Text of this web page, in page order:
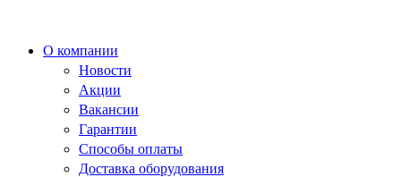
О компании
Новости
Акции
Вакансии
Гарантии
Способы оплаты
Доставка оборудования